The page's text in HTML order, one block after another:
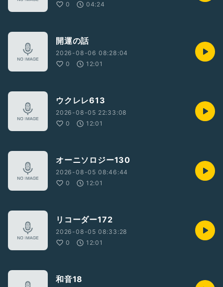
0
04:24
開運の話
2026-08-06 08:28:04
0
12:01
ウクレレ613
2026-08-05 22:33:08
0
12:01
オーニソロジー130
2026-08-05 08:46:44
0
12:01
リコーダー172
2026-08-05 08:33:28
0
12:01
和音18